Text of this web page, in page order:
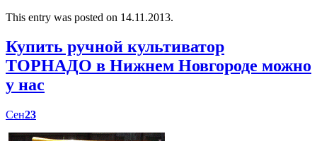
This entry was posted on 14.11.2013.
Купить ручной культиватор
ТОРНАДО в Нижнем Новгороде можно
у нас
Сен23